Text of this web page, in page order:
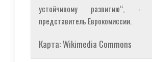
устойчивому развитию“, -
представитель Еврокомиссии.
Карта: Wikimedia Commons